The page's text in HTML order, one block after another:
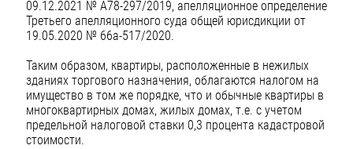
09.12.2021 № А78-297/2019, апелляционное определение
Третьего апелляционного суда общей юрисдикции от
19.05.2020 № 66а-517/2020.
Таким образом, квартиры, расположенные в нежилых
зданиях торгового назначения, облагаются налогом на
имущество в том же порядке, что и обычные квартиры в
многоквартирных домах, жилых домах, т.е. с учетом
предельной налоговой ставки 0,3 процента кадастровой
стоимости.